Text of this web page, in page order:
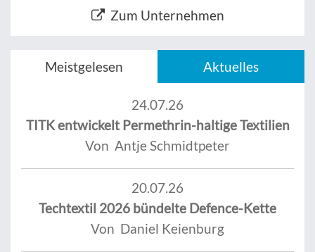
Zum Unternehmen
Meistgelesen Aktuelles
24.07.26
TITK entwickelt Permethrin-haltige Textilien
Von Antje Schmidtpeter
20.07.26
Techtextil 2026 bündelte Defence-Kette
Von Daniel Keienburg